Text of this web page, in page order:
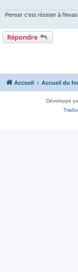
n
l
u
Penser c'est résister à
Répondre
Accueil Accueil du
Développé